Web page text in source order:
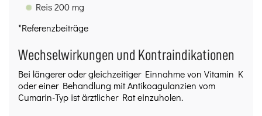
Reis 200 mg
*Referenzbeiträge
Wechselwirkungen und Kontraindikationen
Bei längerer oder gleichzeitiger Einnahme von Vitamin K
oder einer Behandlung mit Antikoagulanzien vom
Cumarin-Typ ist ärztlicher Rat einzuholen.